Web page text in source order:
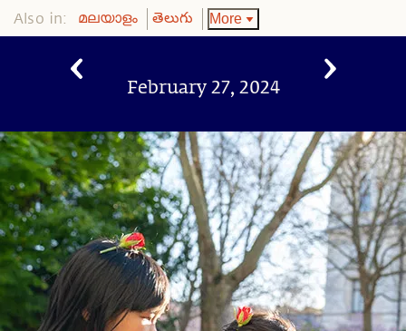
Also in: മലയാളം తెలుగు More
February 27, 2024